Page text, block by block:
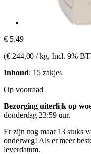
€ 5,49
(€ 244,00 / kg, Incl. 9%
Inhoud: 15 zakjes
Op voorraad
Bezorging uiterlijk op
donderdag 23:59 uur.
Er zijn nog maar 13 stuks
onderweg! Als er meer
leverdatum.